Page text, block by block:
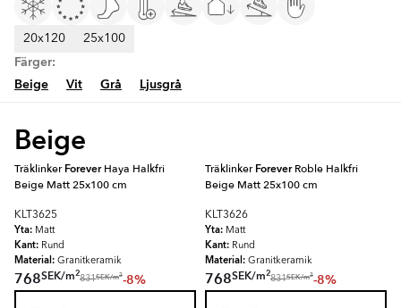
20x120 25x100
Färger:
Beige
Vit Grå Ljusgrå
Beige
TräklinkerForeverHaya Halkfri
Beige Matt 25x100 cm
KLT3625
Yta: Matt
Kant: Rund
Material: Granitkeramik
768SEK/m2
831SEK/m2-8%
TräklinkerForeverRoble Halkfri
Beige Matt 25x100 cm
KLT3626
Yta: Matt
Kant: Rund
Material: Granitkeramik
768SEK/m2
831SEK/m2-8%